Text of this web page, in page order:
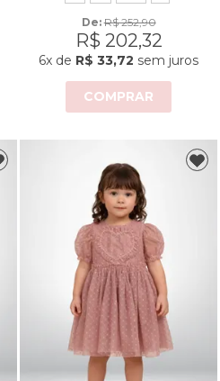
De: R$ 252,90
R$ 202,32
6x de R$ 33,72 sem juros
COMPRAR